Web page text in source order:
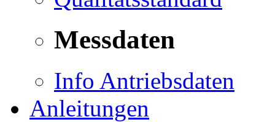
Messdaten
Info Antriebsdaten
Anleitungen